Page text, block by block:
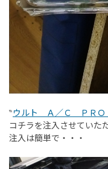
‶ウルト Ａ／Ｃ ＰＲＯ
コチラを注入させていた
注入は簡単で・・・